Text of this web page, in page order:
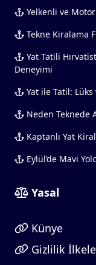
Yelkenli ve
Tekne Kiralama
Yat Tatili
Deneyimi
Yat ile Tatil:
Neden Teknede
Kaptanlı Yat
Eylül’de Mavi
Yasal
Künye
Gizlilik